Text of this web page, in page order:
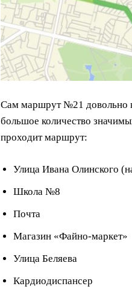
Сам маршрут №21 довольно
большое количество
проходит маршрут:
Улица Ивана Олинского
Школа №8
Почта
Магазин «Файно-маркет»
Улица Беляева
Кардиодиспансер